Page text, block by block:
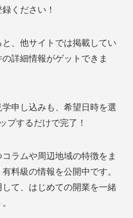
ください！
、他サイトでは掲載してい
詳細情報がゲットできま
申し込みも、希望日時を選
プするだけで完了！
ラムや周辺地域の特徴をま
料級の情報を公開中です。
て、はじめての開業を一緒